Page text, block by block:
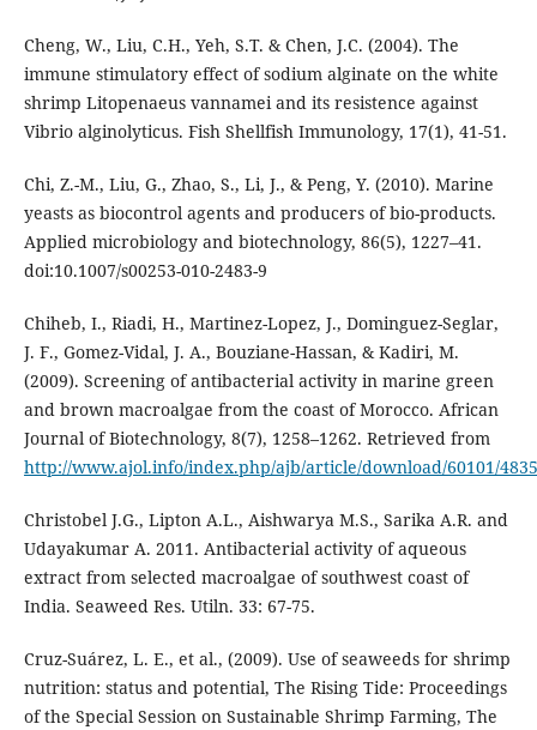
Cheng, W., Liu, C.H., Yeh, S.T. & Chen, J.C. (2004). The
immune stimulatory effect of sodium alginate on the white
shrimp Litopenaeus vannamei and its resistence against
Vibrio alginolyticus. Fish Shellfish Immunology, 17(1), 41-51.
Chi, Z.-M., Liu, G., Zhao, S., Li, J., & Peng, Y. (2010). Marine
yeasts as biocontrol agents and producers of bio-products.
Applied microbiology and biotechnology, 86(5), 1227–41.
doi:10.1007/s00253-010-2483-9
Chiheb, I., Riadi, H., Martinez-Lopez, J., Dominguez-Seglar,
J. F., Gomez-Vidal, J. A., Bouziane-Hassan, & Kadiri, M.
(2009). Screening of antibacterial activity in marine green
and brown macroalgae from the coast of Morocco. African
Journal of Biotechnology, 8(7), 1258–1262. Retrieved from
http://www.ajol.info/index.php/ajb/article/download/60101/
Christobel J.G., Lipton A.L., Aishwarya M.S., Sarika A.R. and
Udayakumar A. 2011. Antibacterial activity of aqueous
extract from selected macroalgae of southwest coast of
India. Seaweed Res. Utiln. 33: 67-75.
Cruz-Suárez, L. E., et al., (2009). Use of seaweeds for shrimp
nutrition: status and potential, The Rising Tide: Proceedings
of the Special Session on Sustainable Shrimp Farming, The